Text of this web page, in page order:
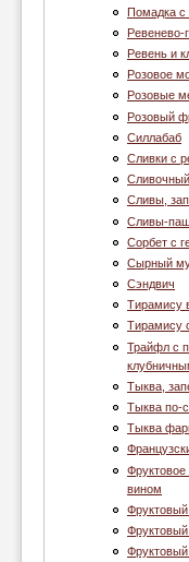
Помадка с
Ревенево-
Ревень и
Розовое
Розовые
Розовый
Силлабаб
Сливки с
Сливы,
Сливы-
Сорбет с
Сырный
Сэндвич
Тирамису
Тирамису
Трайфл с
Тыква,
Тыква по-
Тыква
вином